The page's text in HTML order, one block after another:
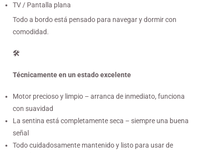
TV / Pantalla plana
Todo a bordo está pensado para navegar y dormir con
comodidad.
🛠️
Técnicamente en un estado excelente
Motor precioso y limpio – arranca de inmediato, funciona
con suavidad
La sentina está completamente seca – siempre una buena
señal
Todo cuidadosamente mantenido y listo para usar de